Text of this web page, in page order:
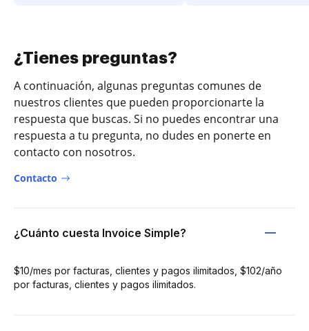
¿Tienes preguntas?
A continuación, algunas preguntas comunes de
nuestros clientes que pueden proporcionarte la
respuesta que buscas. Si no puedes encontrar una
respuesta a tu pregunta, no dudes en ponerte en
contacto con nosotros.
Contacto
¿Cuánto cuesta Invoice Simple?
$10/mes por facturas, clientes y pagos ilimitados, $102/año
por facturas, clientes y pagos ilimitados.